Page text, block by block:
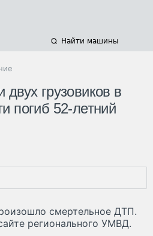
Найти машины
двух грузовиков в
погиб 52-летний
смертельное ДТП.
регионального УМВД.